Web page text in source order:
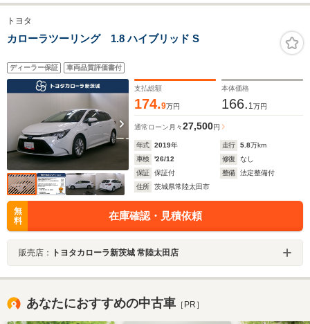
トヨタ
カローラツーリング 1.8 ハイブリッド S
ディーラー保証 車両品質評価書付
支払総額
174.9万円
本体価格
166. 1万円
通常ローン 月々27,500円
年式 2019年 走行 5.8万km
車検
'26/12 修復
なし
保証
保証付 整備
法定整備付
住所
茨城県常陸太田市
無
料
在庫確認・見積依頼
販売店： トヨタカローラ新茨城 常陸太田店
あなたにおすすめの中古車 ［PR］